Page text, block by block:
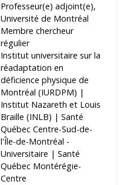
Professeur(e) adjoint(e),
Université de Montréal
Membre chercheur
régulier
Institut universitaire sur la
réadaptation en
déficience physique de
Montréal (IURDPM) |
Institut Nazareth et Louis
Braille (INLB) | Santé
Québec Centre-Sud-de-
l'Île-de-Montréal -
Universitaire | Santé
Québec Montérégie-
Centre